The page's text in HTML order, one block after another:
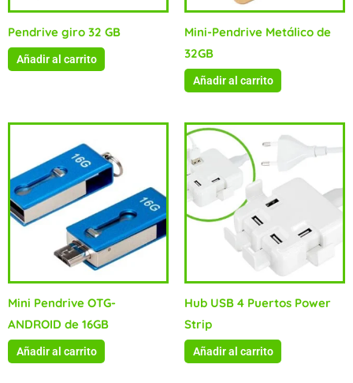
Pendrive giro 32 GB
Añadir al carrito
Mini-Pendrive Metálico de
32GB
Añadir al carrito
Mini Pendrive OTG-
ANDROID de 16GB
Añadir al carrito
Hub USB 4 Puertos Power
Strip
Añadir al carrito